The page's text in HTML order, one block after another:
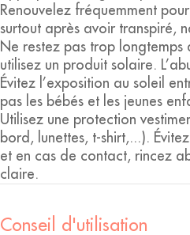
Renouvelez fréquemment
surtout après avoir transpiré,
Ne restez pas trop longtemps
utilisez un produit solaire.
Évitez l’exposition au soleil
pas les bébés et les jeunes
Utilisez une protection
bord, lunettes, t-shirt,...).
et en cas de contact, rincez
claire.
Conseil d'utilisation